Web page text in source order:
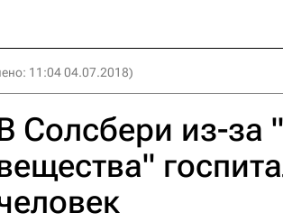
11:04 04.07.2018)
Солсбери из-за